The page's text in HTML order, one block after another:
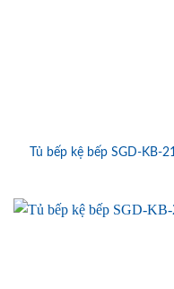
Tủ bếp kệ bếp SGD-KB-21